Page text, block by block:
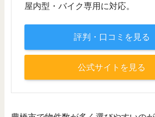
屋内型・バイク専用に対応。
評判・口コミを見る
公式サイトを見る